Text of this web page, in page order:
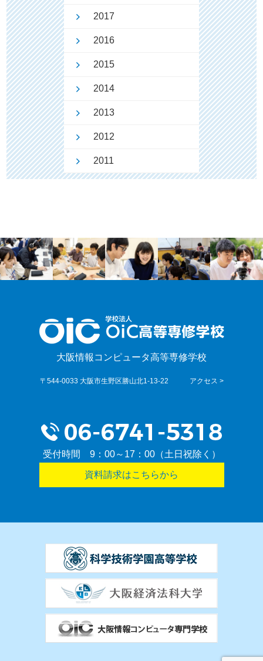
2017
2016
2015
2014
2013
2012
2011
大阪情報コンピュータ高等専修学校
〒544-0033 大阪市生野区勝山北1-13-22 アクセス >
受付時間 9：00～17：00（土日祝除く）
資料請求はこちらから